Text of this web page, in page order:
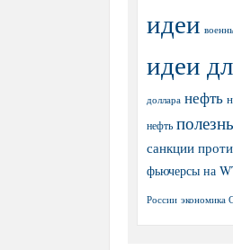
идеи
идеи
доллара нефть
нефть
санкции
фьючерсы на
России